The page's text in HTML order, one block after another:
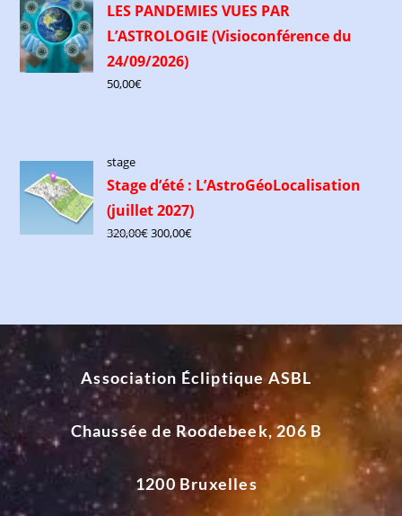
LES PANDEMIES VUES PAR
L’ASTROLOGIE (Visioconférence du
24/09/2026)
50,00€
stage
Stage d’été : L’AstroGéoLocalisation
(juillet 2027)
320,00€300,00€
Association Écliptique ASBL
Chaussée de Roodebeek, 206 B
1200 Bruxelles